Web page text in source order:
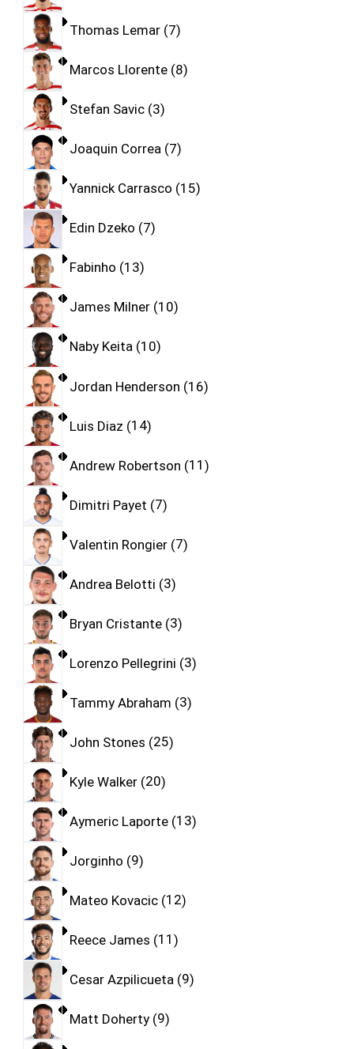
Thomas Lemar 7
Marcos Llorente 8
Stefan Savic 3
Joaquin Correa 7
Yannick Carrasco 15
Edin Dzeko 7
Fabinho 13
James Milner 10
Naby Keita 10
Jordan Henderson 16
Luis Diaz 14
Andrew Robertson 11
Dimitri Payet 7
Valentin Rongier 7
Andrea Belotti 3
Bryan Cristante 3
Lorenzo Pellegrini 3
Tammy Abraham 3
John Stones 25
Kyle Walker 20
Aymeric Laporte 13
Jorginho 9
Mateo Kovacic 12
Reece James 11
Cesar Azpilicueta 9
Matt Doherty 9